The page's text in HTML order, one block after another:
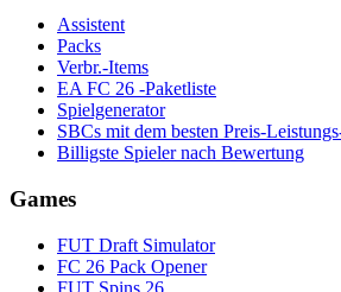
Assistent
Packs
Verbr.-Items
EA FC 26 -Paketliste
Spielgenerator
SBCs mit dem besten Preis-
Billigste Spieler nach Bewertung
Games
FUT Draft Simulator
FC 26 Pack Opener
FUT Spins 26